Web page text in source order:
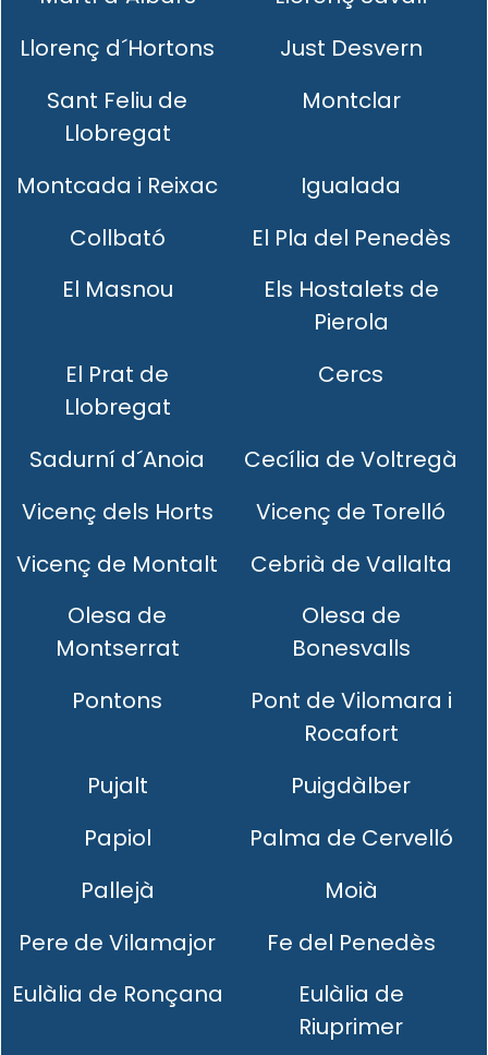
Llorenç d´Hortons
Just Desvern
Sant Feliu de
Llobregat
Montclar
Montcada i Reixac
Igualada
Collbató
El Pla del Penedès
El Masnou
Els Hostalets de
Pierola
El Prat de
Llobregat
Cercs
Sadurní d´Anoia
Cecília de Voltregà
Vicenç dels Horts
Vicenç de Torelló
Vicenç de Montalt
Cebrià de Vallalta
Olesa de
Montserrat
Olesa de
Bonesvalls
Pontons
Pont de Vilomara i
Rocafort
Pujalt
Puigdàlber
Papiol
Palma de Cervelló
Pallejà
Moià
Pere de Vilamajor
Fe del Penedès
Eulàlia de Ronçana
Eulàlia de
Riuprimer